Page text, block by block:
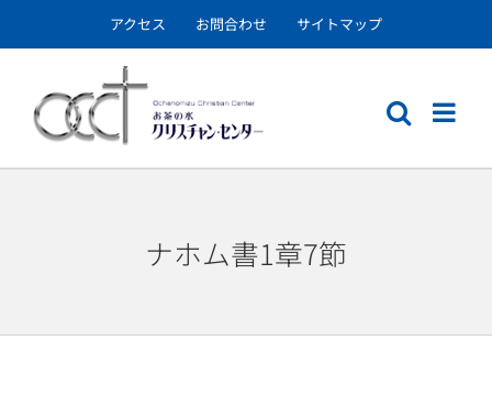
to
アクセス お問合わせ サイトマップ
ナホム書1章7節